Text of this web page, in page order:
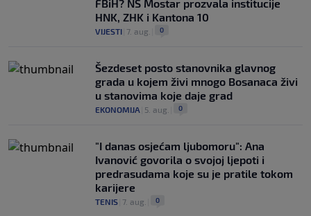
FBiH? NS Mostar prozvala institucije
HNK, ZHK i Kantona 10
VIJESTI 7. aug. 0
Šezdeset posto stanovnika glavnog
grada u kojem živi mnogo Bosanaca živi
u stanovima koje daje grad
EKONOMIJA 5. aug. 0
"I danas osjećam ljubomoru": Ana
Ivanović govorila o svojoj ljepoti i
predrasudama koje su je pratile tokom
karijere
TENIS 7. aug. 0